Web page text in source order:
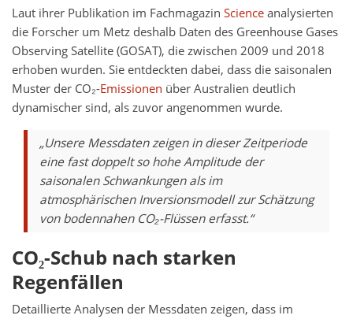
Laut ihrer Publikation im Fachmagazin Scienceanalysierten
die Forscher um Metz deshalb Daten des Greenhouse Gases
Observing Satellite (GOSAT), die zwischen 2009 und 2018
erhoben wurden. Sie entdeckten dabei, dass die saisonalen
Muster der CO₂-Emissionen über Australien deutlich
dynamischer sind, als zuvor angenommen wurde.
„Unsere Messdaten zeigen in dieser Zeitperiode
eine fast doppelt so hohe Amplitude der
saisonalen Schwankungen als im
atmosphärischen Inversionsmodell zur Schätzung
von bodennahen CO₂-Flüssen erfasst.“
CO₂-Schub nach starken
Regenfällen
Detaillierte Analysen der Messdaten zeigen, dass im